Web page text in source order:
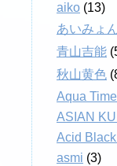
aiko (13)
あいみょ
青山吉能
秋山黄色
Aqua
ASIAN
Acid
asmi (3)